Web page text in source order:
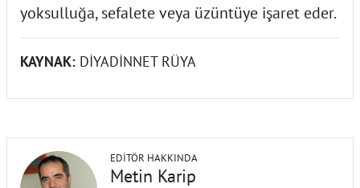
yoksulluğa, sefalete veya üzüntüye işaret eder.
KAYNAK: DİYADİNNET RÜYA
EDITÖR HAKKINDA
Metin Karip